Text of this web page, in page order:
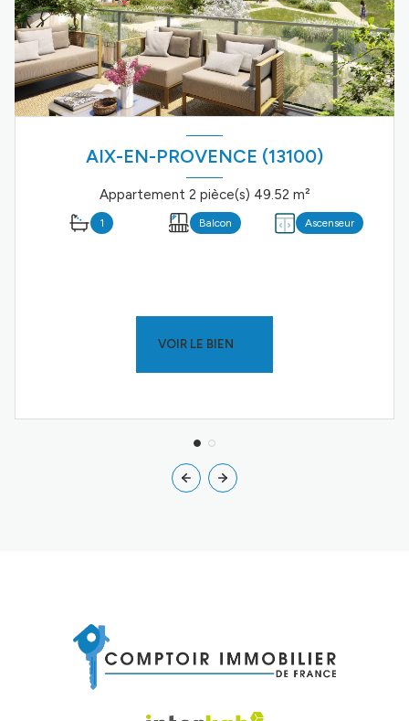
AIX-EN-PROVENCE (13100)
Appartement 2 pièce(s) 49.52 m²
1 Balcon Ascenseur
VOIR LE BIEN